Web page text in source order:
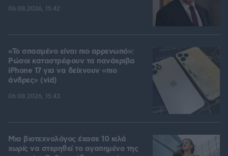
06.08.2026, 15:42
«Το σπασμένο είναι πιο αρρενωπό»:
Ρώσοι καταστρέφουν τα πανάκριβα
iPhone 17 για να δείχνουν «πιο
άνδρες» (vid)
06.08.2026, 15:43
Μια βιοτεχνολόγος έχασε 10 κιλά
χωρίς να στερηθεί το αγαπημένο της